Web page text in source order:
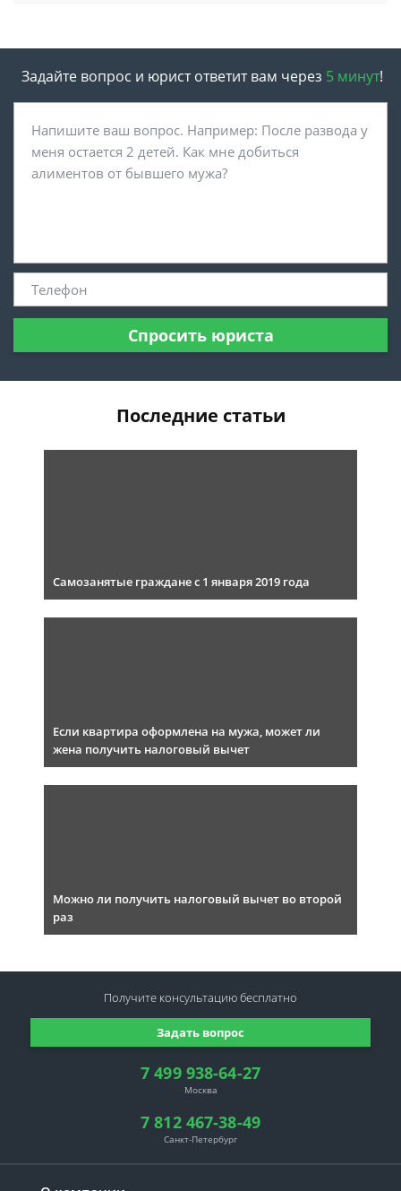
Задайте вопрос и юрист ответит вам через 5 минут!
Спросить юриста
Последние статьи
Самозанятые граждане с 1 января 2019 года
Если квартира оформлена на мужа, может ли
жена получить налоговый вычет
Можно ли получить налоговый вычет во второй
раз
7 499 938-64-27
Москва
7 812 467-38-49
Санкт-Петербург
Задать вопрос
Получите консультациюбесплатно